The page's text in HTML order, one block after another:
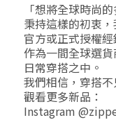
「想將全球時尚
秉持這樣的初衷
官方或正式授權
作為一間全球選
日常穿搭之中。
我們相信，穿搭
觀看更多新品：
Instagram